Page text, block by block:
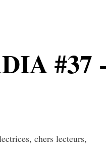
#37
chers lecteurs,